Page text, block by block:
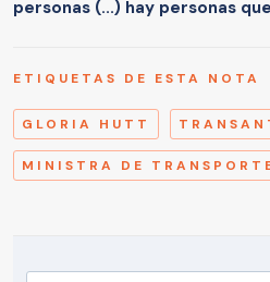
personas (...) hay personas
ETIQUETAS DE ESTA NOTA
GLORIA HUTT
MINISTRA DE